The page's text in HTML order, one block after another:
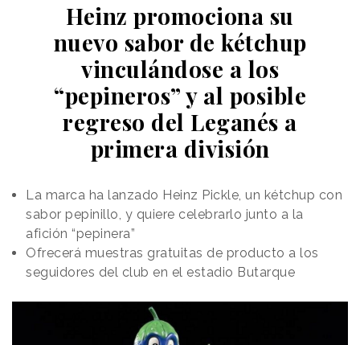
Heinz promociona su
nuevo sabor de kétchup
vinculándose a los
“pepineros” y al posible
regreso del Leganés a
primera división
La marca ha lanzado Heinz Pickle, un kétchup con
sabor pepinillo, y quiere celebrarlo junto a la
afición “pepinera”
Ofrecerá muestras gratuitas de producto a los
seguidores del club en el estadio Butarque